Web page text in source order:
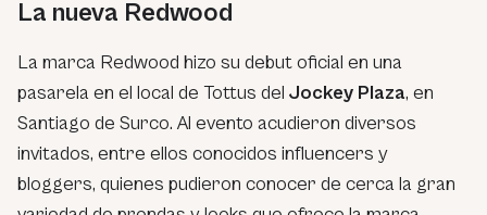
La nueva Redwood
La marca Redwood hizo su debut oficial en una
pasarela en el local de Tottus del Jockey Plaza, en
Santiago de Surco. Al evento acudieron diversos
invitados, entre ellos conocidos influencers y
bloggers, quienes pudieron conocer de cerca la gran